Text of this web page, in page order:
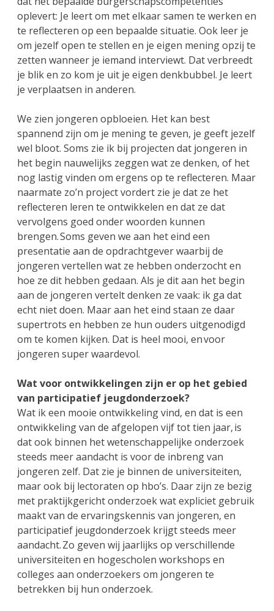
oplevert: Je leert om met elkaar samen te werken en
te reflecteren op een bepaalde situatie. Ook leer je
om jezelf open te stellen en je eigen mening opzij te
zetten wanneer je iemand interviewt. Dat verbreedt
je blik en zo kom je uit je eigen denkbubbel. Je leert
je verplaatsen in anderen.
We zien jongeren opbloeien. Het kan best
spannend zijn om je mening te geven, je geeft jezelf
wel bloot. Soms zie ik bij projecten dat jongeren in
het begin nauwelijks zeggen wat ze denken, of het
nog lastig vinden om ergens op te reflecteren. Maar
naarmate zo’n project vordert zie je dat ze het
reflecteren leren te ontwikkelen en dat ze dat
vervolgens goed onder woorden kunnen
brengen. Soms geven we aan het eind een
presentatie aan de opdrachtgever waarbij de
jongeren vertellen wat ze hebben onderzocht en
hoe ze dit hebben gedaan. Als je dit aan het begin
aan de jongeren vertelt denken ze vaak: ik ga dat
echt niet doen. Maar aan het eind staan ze daar
supertrots en hebben ze hun ouders uitgenodigd
om te komen kijken. Dat is heel mooi, en voor
jongeren super waardevol.
Wat voor ontwikkelingen zijn er op het gebied
van participatief jeugdonderzoek?
Wat ik een mooie ontwikkeling vind, en dat is een
ontwikkeling van de afgelopen vijf tot tien jaar, is
dat ook binnen het wetenschappelijke onderzoek
steeds meer aandacht is voor de inbreng van
jongeren zelf. Dat zie je binnen de universiteiten,
maar ook bij lectoraten op hbo’s. Daar zijn ze bezig
met praktijkgericht onderzoek wat expliciet gebruik
maakt van de ervaringskennis van jongeren, en
participatief jeugdonderzoek krijgt steeds meer
aandacht. Zo geven wij jaarlijks op verschillende
universiteiten en hogescholen workshops en
colleges aan onderzoekers om jongeren te
betrekken bij hun onderzoek.